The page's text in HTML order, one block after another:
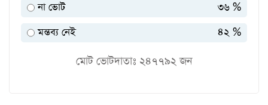
না ভোট
৩৬ %
মন্তব্য নেই
৪২ %
মোট ভোটদাতাঃ ২৪৭৭৯২জন